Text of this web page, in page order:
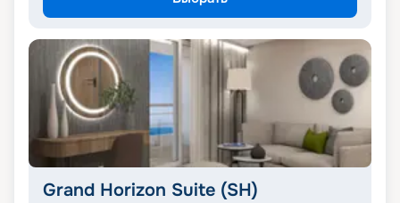
Grand Horizon Suite (SH)